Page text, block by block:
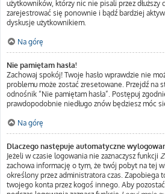
użytkowników, którzy nic nie pisali przez dłuższy
zarejestrować się ponownie i bądź bardziej
dyskusje użytkownikiem.
Na górę
Nie pamiętam hasła!
Zachowaj spokój! Twoje hasło wprawdzie nie
problemu może zostać zresetowane. Przejdź na
odnośnik “Nie pamiętam hasła”. Postępuj
prawdopodobnie niedługo znów będziesz móc
Na górę
Dlaczego następuje automatyczne
Jeżeli w czasie logowania nie zaznaczysz funkcji
zachowa informację o tym, że twój pobyt na tej
określony przez administratora czas. Zapobiega
twojego konta przez kogoś innego. Aby